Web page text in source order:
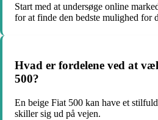
Start med at undersøge online
for at finde den bedste mulighed for
Hvad er fordelene ved at
500?
En beige Fiat 500 kan have et
skiller sig ud på vejen.